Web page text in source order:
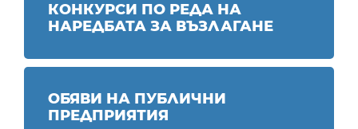
КОНКУРСИ ПО РЕДА НА
НАРЕДБАТА ЗА ВЪЗЛАГАНЕ
ОБЯВИ НА ПУБЛИЧНИ
ПРЕДПРИЯТИЯ